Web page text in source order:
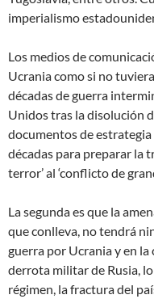
imperialismo
Los medios de
Ucrania como si no
décadas de guerra
Unidos tras la disolución
documentos de
décadas para preparar la
terror’ al ‘conflicto de
La segunda es que la
que conlleva, no tendrá
guerra por Ucrania y en
derrota militar de Rusia,
régimen, la fractura del